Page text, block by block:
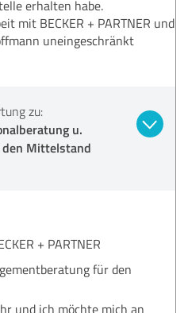
erhalten habe.
mit BECKER + PARTNER und
uneingeschränkt
zu:
u.
Mittelstand
+ PARTNER
für den
und ich möchte mich an